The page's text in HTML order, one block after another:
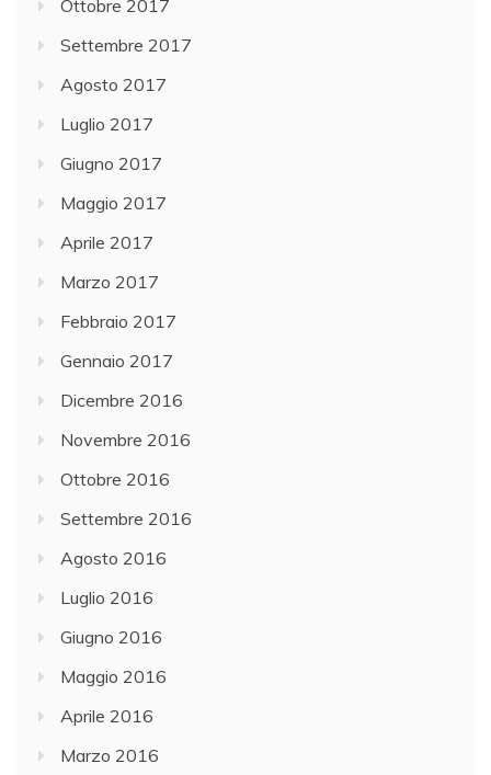
Ottobre 2017
Settembre 2017
Agosto 2017
Luglio 2017
Giugno 2017
Maggio 2017
Aprile 2017
Marzo 2017
Febbraio 2017
Gennaio 2017
Dicembre 2016
Novembre 2016
Ottobre 2016
Settembre 2016
Agosto 2016
Luglio 2016
Giugno 2016
Maggio 2016
Aprile 2016
Marzo 2016